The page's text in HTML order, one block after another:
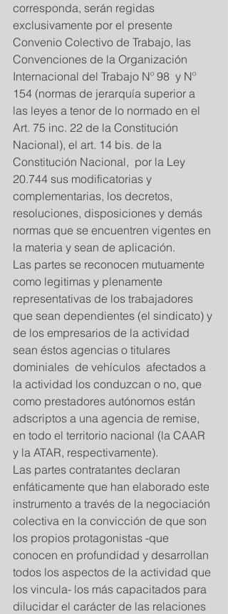
corresponda, serán regidas
exclusivamente por el presente
Convenio Colectivo de Trabajo, las
Convenciones de la Organización
Internacional del Trabajo Nº 98  y Nº
154 (normas de jerarquía superior a
las leyes a tenor de lo normado en el
Art. 75 inc. 22 de la Constitución
Nacional), el art. 14 bis. de la
Constitución Nacional,  por la Ley
20.744 sus modificatorias y
complementarias, los decretos,
resoluciones, disposiciones y demás
normas que se encuentren vigentes en
la materia y sean de aplicación.
Las partes se reconocen mutuamente
como legitimas y plenamente
representativas de los trabajadores
que sean dependientes (el sindicato) y
de los empresarios de la actividad
sean éstos agencias o titulares
dominiales  de vehículos  afectados a
la actividad los conduzcan o no, que
como prestadores autónomos están
adscriptos a una agencia de remise,
en todo el territorio nacional (la CAAR
y la ATAR, respectivamente).
Las partes contratantes declaran
enfáticamente que han elaborado este
instrumento a través de la negociación
colectiva en la convicción de que son
los propios protagonistas -que
conocen en profundidad y desarrollan
todos los aspectos de la actividad que
los vincula- los más capacitados para
dilucidar el carácter de las relaciones